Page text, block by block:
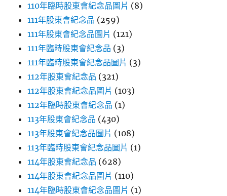
110年臨時股東會紀念品圖片 (8)
111年股東會紀念品 (259)
111年股東會紀念品圖片 (121)
111年臨時股東會紀念品 (3)
111年臨時股東會紀念品圖片 (3)
112年股東會紀念品 (321)
112年股東會紀念品圖片 (103)
112年臨時股東會紀念品 (1)
113年股東會紀念品 (430)
113年股東會紀念品圖片 (108)
113年臨時股東會紀念品圖片 (1)
114年股東會紀念品 (628)
114年股東會紀念品圖片 (110)
114年臨時股東會紀念品圖片 (1)